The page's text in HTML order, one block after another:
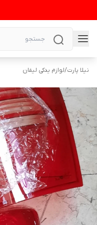
نیلا پارت/لوازم یدکی لیفان